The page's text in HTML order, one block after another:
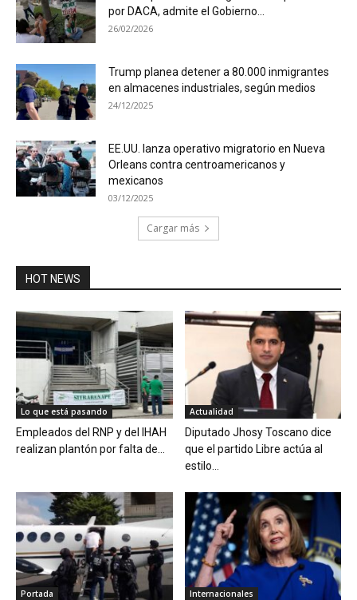
por DACA, admite el Gobierno...
26/02/2026
Trump planea detener a 80.000 inmigrantes
en almacenes industriales, según medios
24/12/2025
EE.UU. lanza operativo migratorio en Nueva
Orleans contra centroamericanos y
mexicanos
03/12/2025
Cargar más
HOT NEWS
Lo que está pasando
Empleados del RNP y del IHAH
realizan plantón por falta de...
Actualidad
Diputado Jhosy Toscano dice
que el partido Libre actúa al
estilo...
Portada Internacionales